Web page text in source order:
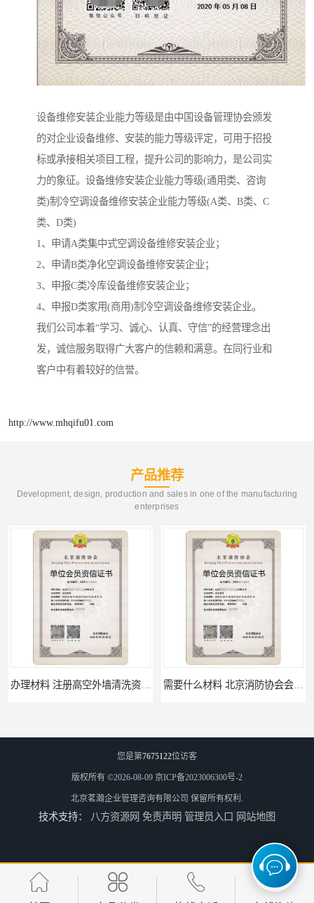
设备维修安装企业能力等级是由中国设备管理协会颁发
的对企业设备维修、安装的能力等级评定，可用于招投
标或承接相关项目工程，提升公司的影响力，是公司实
力的象征。设备维修安装企业能力等级(通用类、咨询
类)制冷空调设备维修安装企业能力等级(A类、B类、C
类、D类)
1、申请A类集中式空调设备维修安装企业；
2、申请B类净化空调设备维修安装企业；
3、申报C类冷库设备维修安装企业；
4、申报D类家用(商用)制冷空调设备维修安装企业。
我们公司本着“学习、诚心、认真、守信”的经营理念出
发，诚信服务取得广大客户的信赖和满意。在同行业和
客户中有着较好的信誉。
http://www.mhqifu01.com
产品推荐
Development, design, production and sales in one of the manufacturing
enterprises
办理材料 注册高空外墙清洗资质所需材料 需要什么材料 北京消防协会会员证有什么要求
材料攻略 注册北京消防协会资质的资料 全国都可以 北京消防协会会员证申请手续
您是第7675122位访客
版权所有 ©2026-08-09 京ICP备2023006300号-2
北京茗瀚企业管理咨询有限公司 保留所有权利.
技术支持： 八方资源网 免责声明 管理员入口 网站地图